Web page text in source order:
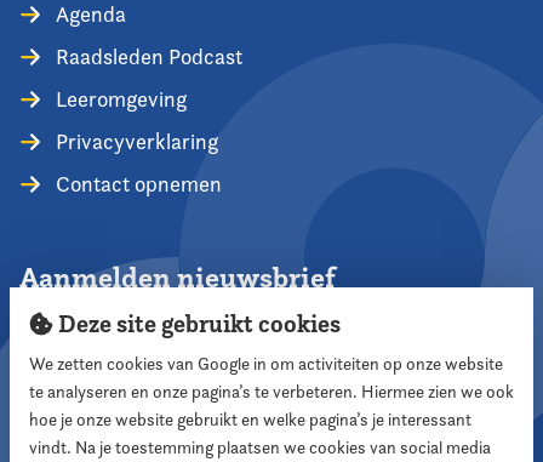
Agenda
Raadsleden Podcast
Leeromgeving
Privacyverklaring
Contact opnemen
Aanmelden nieuwsbrief
Aanmelden
Deze site gebruikt cookies
We zetten cookies van Google in om activiteiten op onze website
te analyseren en onze pagina’s te verbeteren. Hiermee zien we ook
hoe je onze website gebruikt en welke pagina’s je interessant
vindt. Na je toestemming plaatsen we cookies van social media